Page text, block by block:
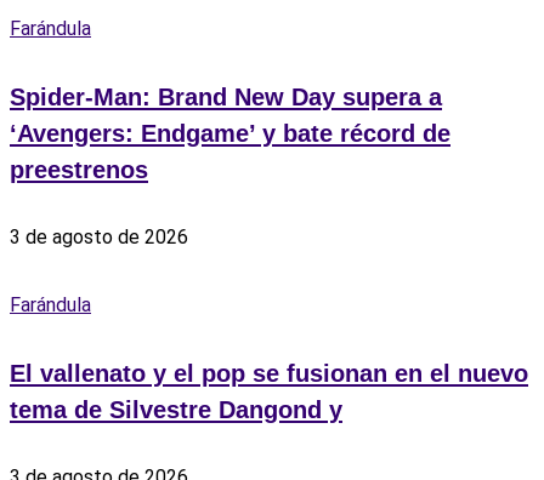
Farándula
Spider-Man: Brand New Day supera a
‘Avengers: Endgame’ y bate récord de
preestrenos
3 de agosto de 2026
Farándula
El vallenato y el pop se fusionan en el nuevo
tema de Silvestre Dangond y